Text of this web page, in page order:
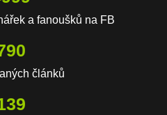
a fanoušků na FB
článků